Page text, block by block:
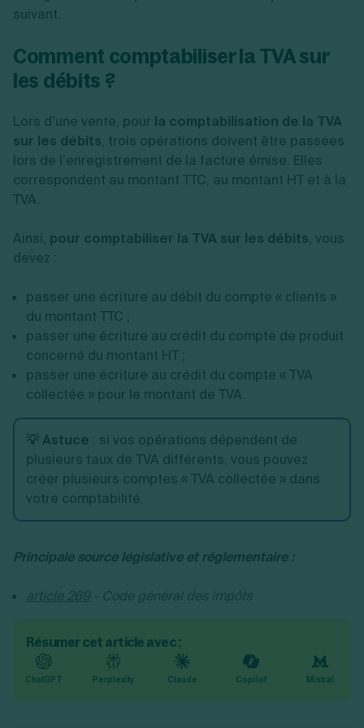
suivant.
Comment comptabiliser la TVA sur
les débits ?
Lors d’une vente, pour la comptabilisation de la TVA
sur les débits, trois opérations doivent être passées
lors de l’enregistrement de la facture émise. Elles
correspondent au montant TTC, au montant HT et à la
TVA.
Ainsi, pour comptabiliser la TVA sur les débits, vous
devez :
passer une écriture au débit du compte « clients »
du montant TTC ;
passer une écriture au crédit du compte de produit
concerné du montant HT ;
passer une écriture au crédit du compte « TVA
collectée » pour le montant de TVA.
💡 Astuce : si vos opérations dépendent de
plusieurs taux de TVA différents, vous pouvez
créer plusieurs comptes « TVA collectée » dans
votre comptabilité.
Principale source législative et réglementaire :
article 269 - Code général des impôts
Résumer cet article avec :
ChatGPT Perplexity Claude Copilot Mistral